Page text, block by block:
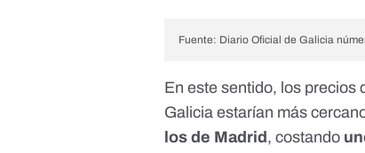
Fuente: Diario Oficial de Galicia
En este sentido, los precios
Galicia estarían más
los de Madrid, costando